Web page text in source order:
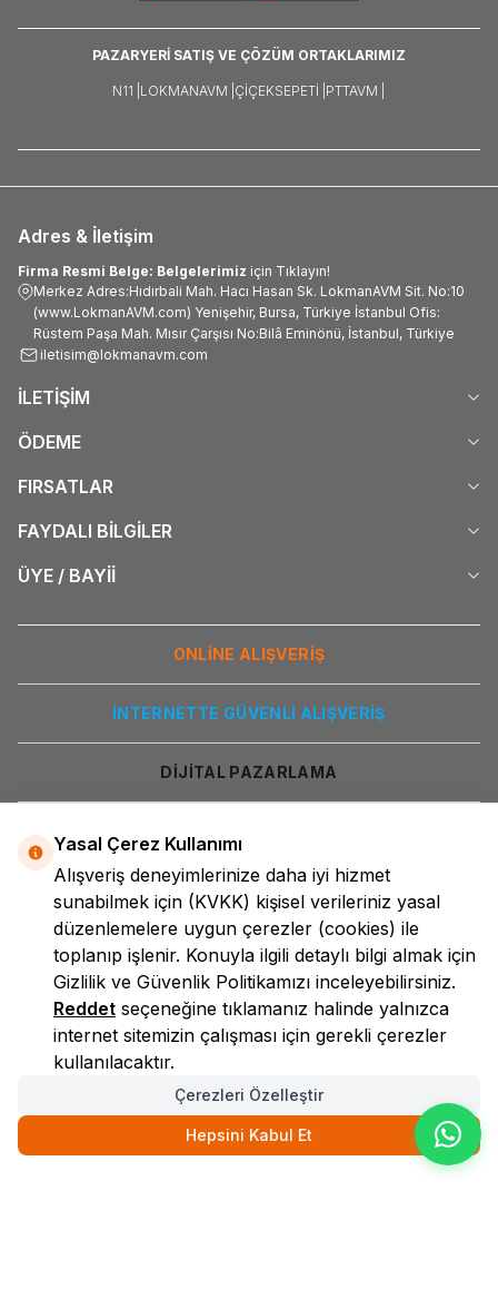
PAZARYERİ SATIŞ VE ÇÖZÜM ORTAKLARIMIZ
N11 | LOKMANAVM | ÇIÇEKSEPETI | PTTAVM |
Adres & İletişim
Firma Resmi Belge: Belgelerimiz için Tıklayın!
Merkez Adres:Hıdırbali Mah. Hacı Hasan Sk. LokmanAVM Sit. No:10
(www.LokmanAVM.com) Yenişehir, Bursa, Türkiye İstanbul Ofis:
Rüstem Paşa Mah. Mısır Çarşısı No:Bilâ Eminönü, İstanbul, Türkiye
iletisim@lokmanavm.com
İLETİŞİM
ÖDEME
FIRSATLAR
FAYDALI BİLGİLER
ÜYE / BAYİİ
ONLİNE ALIŞVERİŞ
İNTERNETTE GÜVENLİ ALIŞVERİŞ
DİJİTAL PAZARLAMA
LokmanAVM
Yasal Çerez Kullanımı
Alışveriş deneyimlerinize daha iyi hizmet
sunabilmek için (KVKK) kişisel verileriniz yasal
düzenlemelere uygun çerezler (cookies) ile
toplanıp işlenir. Konuyla ilgili detaylı bilgi almak için
Gizlilik ve Güvenlik Politikamızı inceleyebilirsiniz.
Reddet seçeneğine tıklamanız halinde yalnızca
internet sitemizin çalışması için gerekli çerezler
kullanılacaktır.
Çerezleri Özelleştir
Hepsini Kabul Et